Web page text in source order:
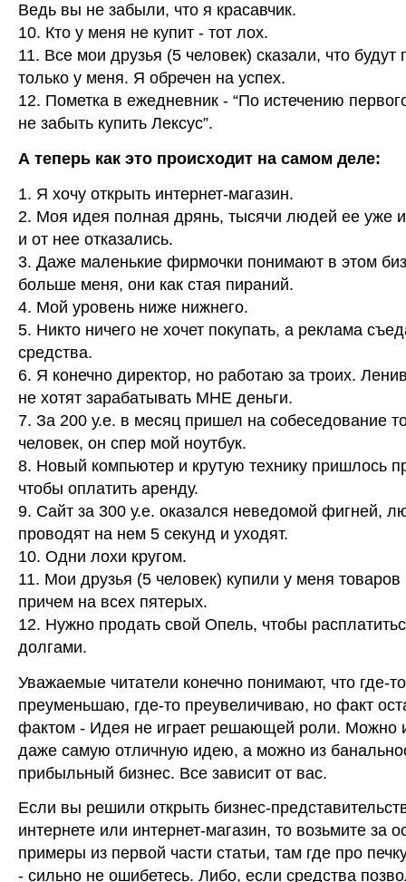
Ведь вы не забыли, что я красавчик.
10. Кто у меня не купит - тот лох.
11. Все мои друзья (5 человек) сказали, что будут
только у меня. Я обречен на успех.
12. Пометка в ежедневник - “По истечению
не забыть купить Лексус”.
А теперь как это происходит на самом деле:
1. Я хочу открыть интернет-магазин.
2. Моя идея полная дрянь, тысячи людей ее уже
и от нее отказались.
3. Даже маленькие фирмочки понимают в этом
больше меня, они как стая пираний.
4. Мой уровень ниже нижнего.
5. Никто ничего не хочет покупать, а реклама
средства.
6. Я конечно директор, но работаю за троих.
не хотят зарабатывать МНЕ деньги.
7. За 200 у.е. в месяц пришел на собеседование
человек, он спер мой ноутбук.
8. Новый компьютер и крутую технику пришлось
чтобы оплатить аренду.
9. Сайт за 300 у.е. оказался неведомой фигней,
проводят на нем 5 секунд и уходят.
10. Одни лохи кругом.
11. Мои друзья (5 человек) купили у меня товаров
причем на всех пятерых.
12. Нужно продать свой Опель, чтобы
долгами.
Уважаемые читатели конечно понимают, что где-
преуменьшаю, где-то преувеличиваю, но факт
фактом - Идея не играет решающей роли. Можно
даже самую отличную идею, а можно из
прибыльный бизнес. Все зависит от вас.
Если вы решили открыть бизнес-
интернете или интернет-магазин, то возьмите за
примеры из первой части статьи, там где про
- сильно не ошибетесь. Либо, если средства